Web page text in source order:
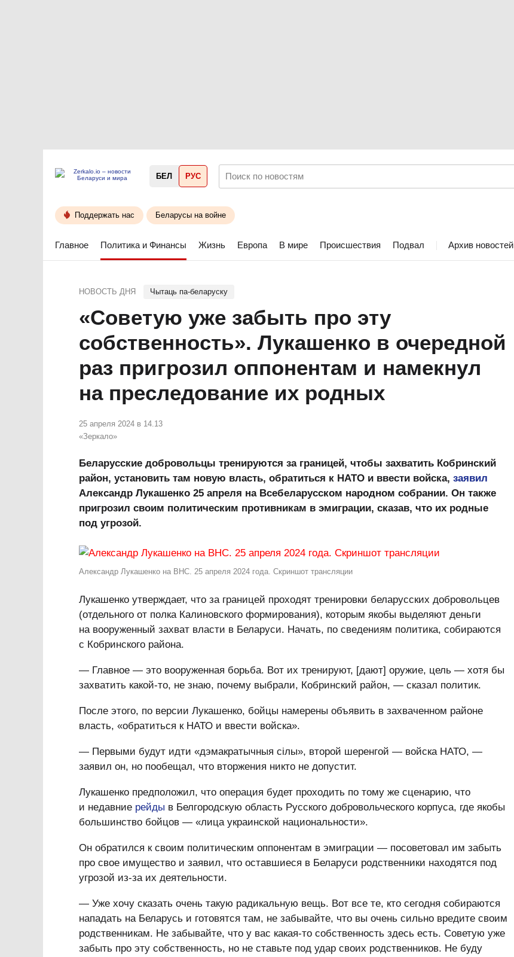
БЕЛ РУС
Поддержать нас Беларусы на войне
Главное Политика и Финансы Жизнь Европа В мире Происшествия Подвал Архив новостей
НОВОСТЬ ДНЯ Чытаць па-беларуску
«Советую уже забыть про эту
собственность». Лукашенко в очередной
раз пригрозил оппонентам и намекнул
на преследование их родных
25 апреля 2024 в 14.13
«Зеркало»
Беларусские добровольцы тренируются за границей, чтобы захватить Кобринский
район, установить там новую власть, обратиться к НАТО и ввести войска, заявил
Александр Лукашенко 25 апреля на Всебеларусском народном собрании. Он также
пригрозил своим политическим противникам в эмиграции, сказав, что их родные
под угрозой.
Александр Лукашенко на ВНС. 25 апреля 2024 года. Скриншот трансляции
Лукашенко утверждает, что за границей проходят тренировки беларусских добровольцев
(отдельного от полка Калиновского формирования), которым якобы выделяют деньги
на вооруженный захват власти в Беларуси. Начать, по сведениям политика, собираются
с Кобринского района.
— Главное — это вооруженная борьба. Вот их тренируют, [дают] оружие, цель — хотя бы
захватить какой-то, не знаю, почему выбрали, Кобринский район, — сказал политик.
После этого, по версии Лукашенко, бойцы намерены объявить в захваченном районе
власть, «обратиться к НАТО и ввести войска».
— Первыми будут идти «дэмакратычныя сілы», второй шеренгой — войска НАТО, —
заявил он, но пообещал, что вторжения никто не допустит.
Лукашенко предположил, что операция будет проходить по тому же сценарию, что
и недавние рейды в Белгородскую область Русского добровольческого корпуса, где якобы
большинство бойцов — «лица украинской национальности».
Он обратился к своим политическим оппонентам в эмиграции — посоветовал им забыть
про свое имущество и заявил, что оставшиеся в Беларуси родственники находятся под
угрозой из-за их деятельности.
— Уже хочу сказать очень такую радикальную вещь. Вот все те, кто сегодня собираются
нападать на Беларусь и готовятся там, не забывайте, что вы очень сильно вредите своим
родственникам. Не забывайте, что у вас какая-то собственность здесь есть. Советую уже
забыть про эту собственность, но не ставьте под удар своих родственников. Не буду